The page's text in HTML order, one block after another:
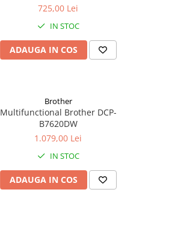
725,00 Lei
IN STOC
ADAUGA IN COS
Brother
Multifunctional Brother DCP-
B7620DW
1.079,00 Lei
IN STOC
ADAUGA IN COS